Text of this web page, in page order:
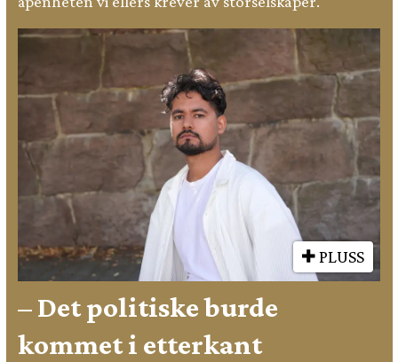
PLUSS
– Det politiske burde
kommet i etterkant